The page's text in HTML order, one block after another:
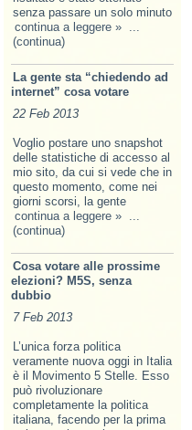
senza passare un solo minuto
continua a leggere » ...
(continua)
La gente sta “chiedendo ad
internet” cosa votare
22 Feb 2013
Voglio postare uno snapshot
delle statistiche di accesso al
mio sito, da cui si vede che in
questo momento, come nei
giorni scorsi, la gente
continua a leggere » ...
(continua)
Cosa votare alle prossime
elezioni? M5S, senza
dubbio
7 Feb 2013
L’unica forza politica
veramente nuova oggi in Italia
è il Movimento 5 Stelle. Esso
può rivoluzionare
completamente la politica
italiana, facendo per la prima